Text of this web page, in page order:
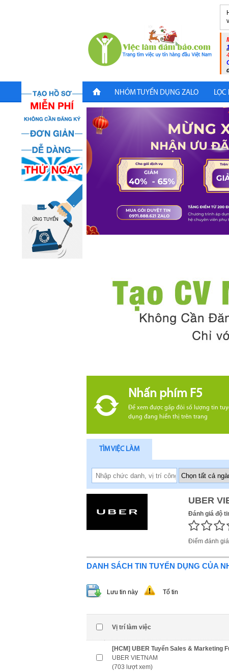
NHÓM TUYỂN DỤNG ZALO LỌC
Nhấn phím F5
Để xem được gấp đôi số lượng tin
dụng đang hiển thị trên trang
TÌM VIỆC LÀM
UBER
Đánh giá độ
Điểm đánh giá
DANH SÁCH TIN TUYỂN DỤNG CỦA
Lưu tin này Tố tin
Vị trí làm việc
[HCM] UBER Tuyển Sales & Marketing
UBER VIETNAM
(703 lượt xem)